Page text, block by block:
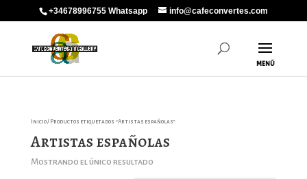
+34678996755 Whatsapp info@cafeconvertes.com
Inicio/ Productos etiquetados “Artistas españolas”
Artistas españolas
Mostrando el único resultado